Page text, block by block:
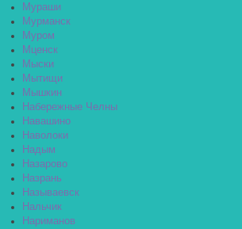
Мураши
Мурманск
Муром
Мценск
Мыски
Мытищи
Мышкин
Набережные Челны
Навашино
Наволоки
Надым
Назарово
Назрань
Называевск
Нальчик
Нариманов